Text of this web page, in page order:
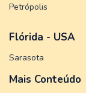
Petrópolis
Flórida - USA
Sarasota
Mais Conteúdo